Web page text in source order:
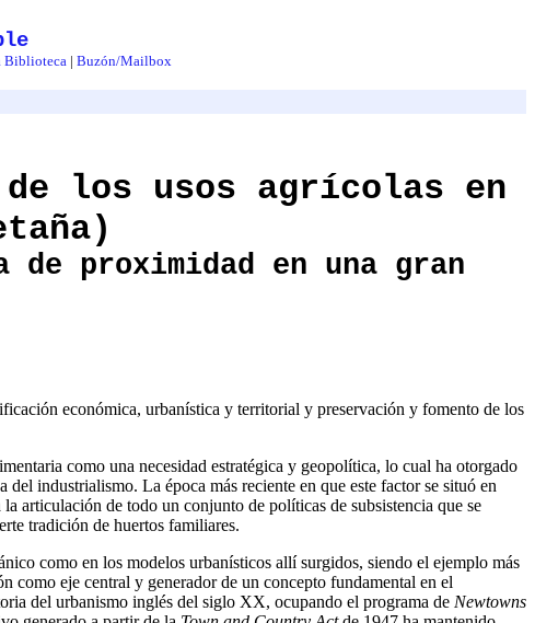
Biblioteca | Buzón/Mailbox
los usos agrícolas en
proximidad en una gran
económica, urbanística y territorial y preservación y fomento de los
como una necesidad estratégica y geopolítica, lo cual ha otorgado
industrialismo. La época más reciente en que este factor se situó en
articulación de todo un conjunto de políticas de subsistencia que se
tradición de huertos familiares.
como en los modelos urbanísticos allí surgidos, siendo el ejemplo más
como eje central y generador de un concepto fundamental en el
del urbanismo inglés del siglo XX, ocupando el programa de Newtowns